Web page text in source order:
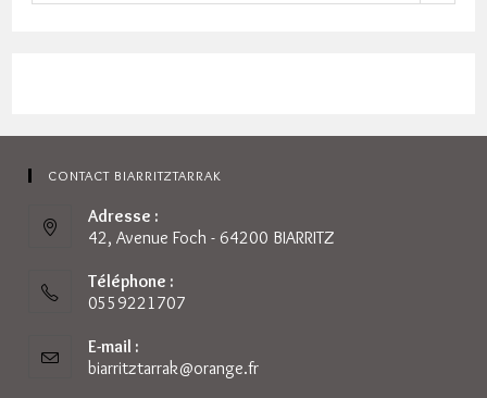
CONTACT BIARRITZTARRAK
Adresse :
42, Avenue Foch - 64200 BIARRITZ
Téléphone :
0559221707
E-mail :
biarritztarrak@orange.frS’ouvre